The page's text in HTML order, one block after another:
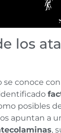
los
conoce
posibles
apuntan a
,